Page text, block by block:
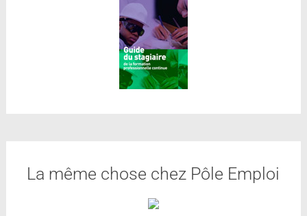
La même chose chez Pôle Emploi